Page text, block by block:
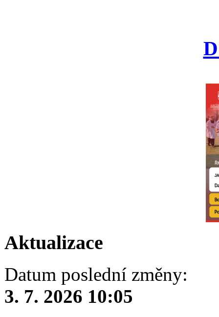
Aktualizace
Datum poslední změny:
3. 7. 2026 10:05